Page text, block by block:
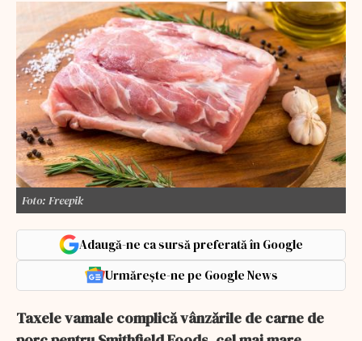
Foto: Freepik
Adaugă-ne ca sursă preferată în Google
Urmărește-ne pe Google News
Taxele vamale complică vânzările de carne de